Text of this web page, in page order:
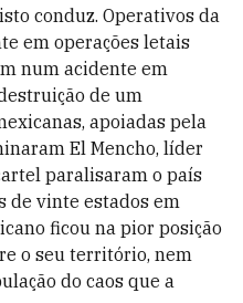
conduz. Operativos da
em operações letais
num acidente em
de um
apoiadas pela
El Mencho, líder
paralisaram o país
de vinte estados em
ficou na pior posição
o seu território, nem
do caos que a